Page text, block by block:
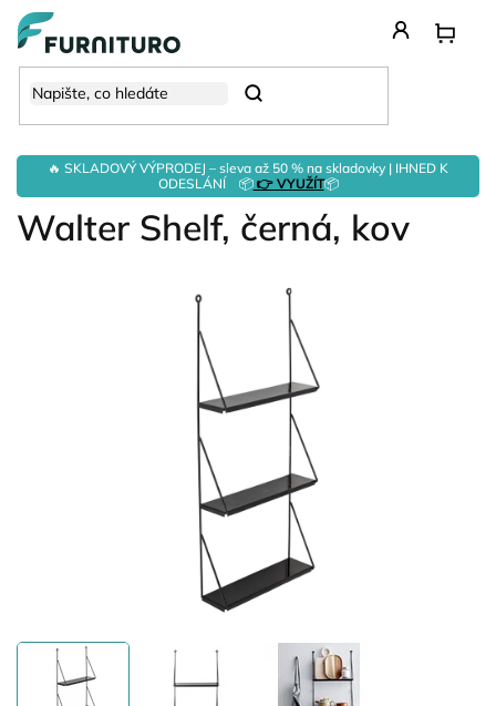
Přejít
obsah
🔥 SKLADOVÝ VÝPRODEJ – sleva až 50 % na skladovky | IHNED K
ODESLÁNÍ 📦👉 VYUŽÍT📦
Hledat
Walter Shelf, černá, kov